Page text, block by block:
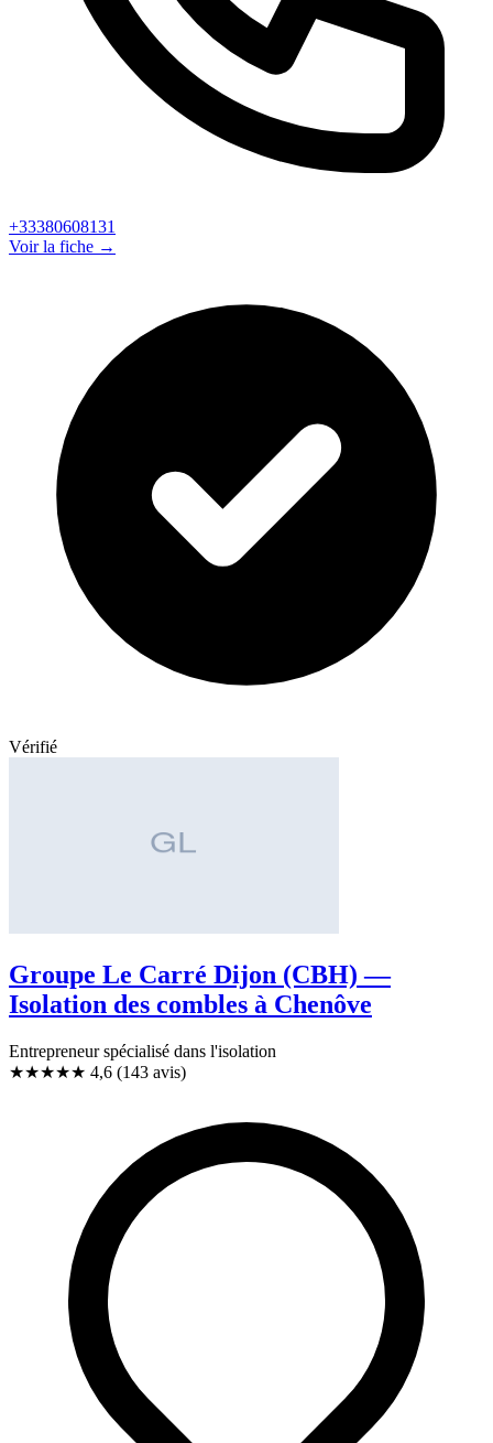
+33380608131
Voir la fiche →
Vérifié
Groupe Le Carré Dijon (CBH) —
Isolation des combles à Chenôve
Entrepreneur spécialisé dans l'isolation
★★★★★ 4,6 (143 avis)